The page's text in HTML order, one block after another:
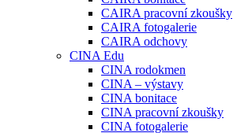
CAIRA pracovní zkoušky
CAIRA fotogalerie
CAIRA odchovy
CINA Edu
CINA rodokmen
CINA – výstavy
CINA bonitace
CINA pracovní zkoušky
CINA fotogalerie